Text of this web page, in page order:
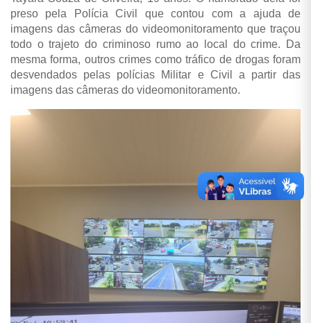
preso pela Polícia Civil que contou com a ajuda de
imagens das câmeras do videomonitoramento que traçou
todo o trajeto do criminoso rumo ao local do crime. Da
mesma forma, outros crimes como tráfico de drogas foram
desvendados pelas polícias Militar e Civil a partir das
imagens das câmeras do videomonitoramento.